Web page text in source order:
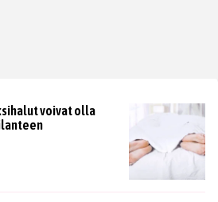
voivat olla